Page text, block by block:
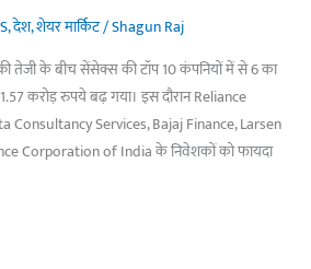
,देश,शेयर मार्किट/Shagun Raj
तेजी के बीच सेंसेक्स की टॉप 10 कंपनियों में से 6 का
करोड़ रुपये बढ़ गया। इस दौरान Reliance
Consultancy Services, Bajaj Finance, Larsen
Corporation of India के निवेशकों को फायदा